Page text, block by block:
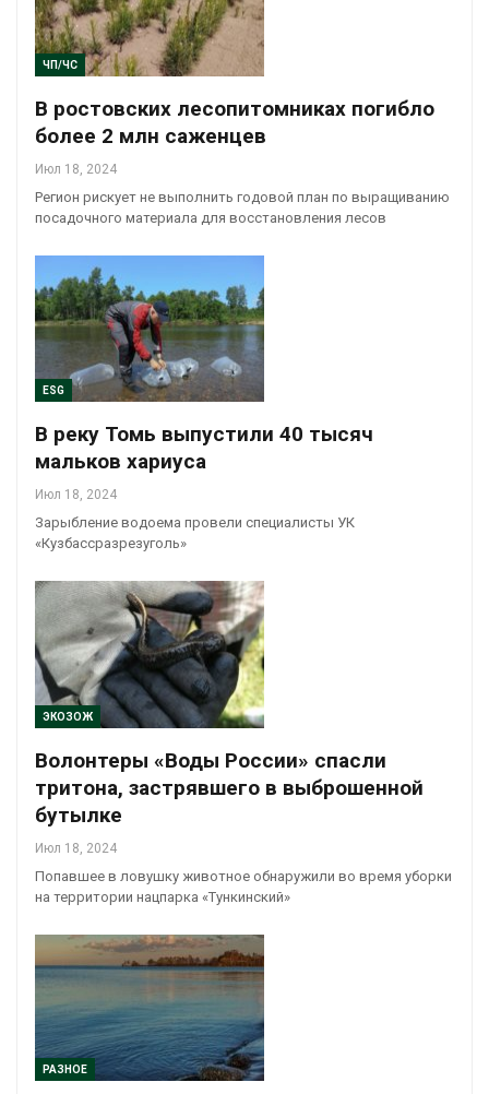
ЧП/ЧС
В ростовских лесопитомниках погибло
более 2 млн саженцев
Июл 18, 2024
Регион рискует не выполнить годовой план по выращиванию
посадочного материала для восстановления лесов
ESG
В реку Томь выпустили 40 тысяч
мальков хариуса
Июл 18, 2024
Зарыбление водоема провели специалисты УК
«Кузбассразрезуголь»
ЭКОЗОЖ
Волонтеры «Воды России» спасли
тритона, застрявшего в выброшенной
бутылке
Июл 18, 2024
Попавшее в ловушку животное обнаружили во время уборки
на территории нацпарка «Тункинский»
РАЗНОЕ